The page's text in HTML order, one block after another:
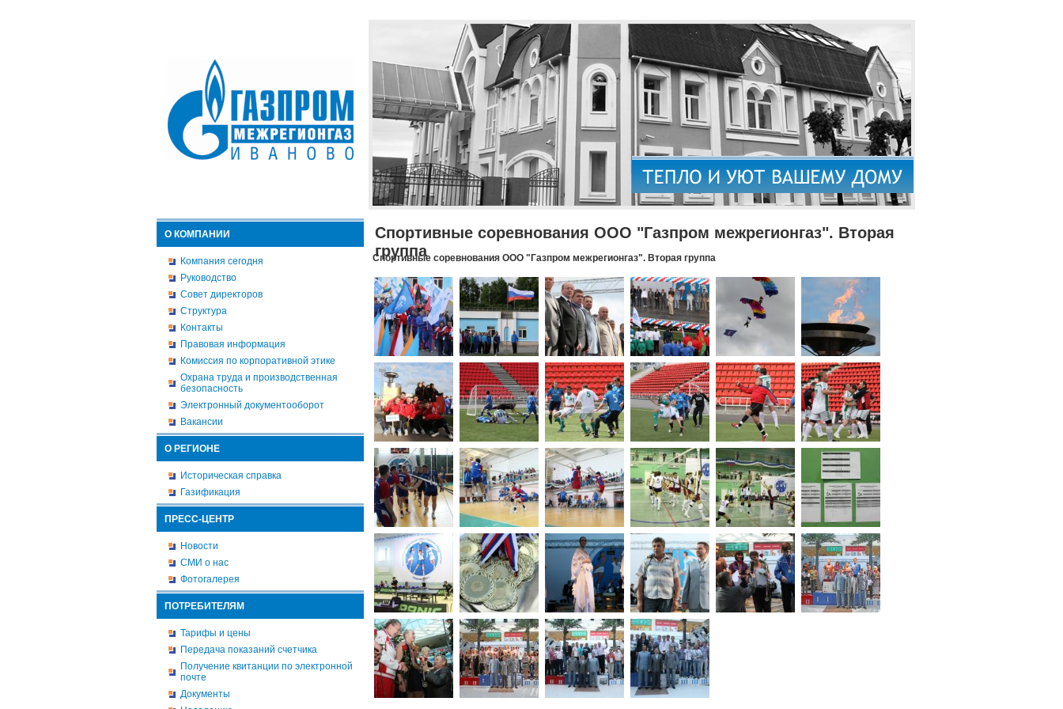
О КОМПАНИИ
Компания сегодня
Руководство
Совет директоров
Структура
Контакты
Правовая информация
Комиссия по корпоративной этике
Охрана труда и производственная
безопасность
Электронный документооборот
Вакансии
О РЕГИОНЕ
Историческая справка
Газификация
ПРЕСС-ЦЕНТР
Новости
СМИ о нас
Фотогалерея
ПОТРЕБИТЕЛЯМ
Тарифы и цены
Передача показаний счетчика
Получение квитанции по электронной
почте
Документы
Спортивные соревнования ООО "Газпром межрегионгаз". Вторая
группа
Спортивные соревнования ООО "Газпром межрегионгаз". Вторая группа